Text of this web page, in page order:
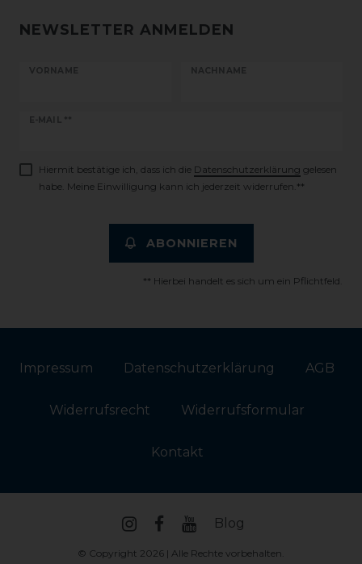
NEWSLETTER ANMELDEN
VORNAME NACHNAME
E-MAIL **
Newsletter
Hiermit bestätige ich, dass ich die Daten­schutz­erklärung gelesen
habe. Meine Einwilligung kann ich jederzeit widerrufen.**
ABONNIEREN
** Hierbei handelt es sich um ein Pflichtfeld.
Impressum Daten­schutz­erklärung AGB
Widerrufs­recht Widerrufs­formular
Kontakt
Blog
© Copyright 2026 | Alle Rechte vorbehalten.